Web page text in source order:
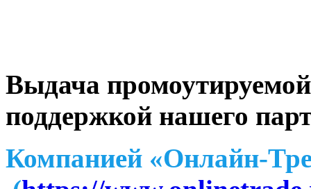
Выдача
поддержкой нашего
Компанией «Онлайн-